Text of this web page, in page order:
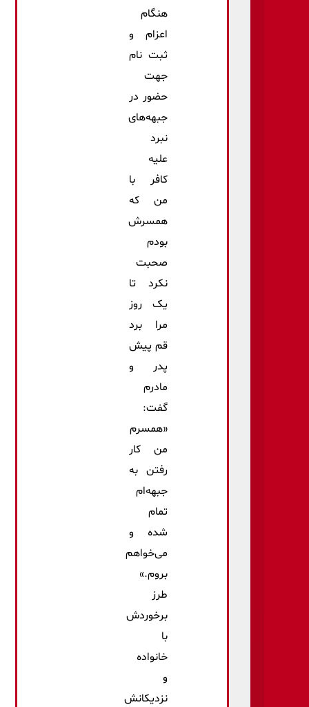
هنگام
اعزام و
ثبت نام
جهت
حضور در
جبهه‌های
نبرد
علیه
کافر با
من که
همسرش
بودم
صحبت
نکرد تا
یک روز
مرا برد
قم پیش
پدر و
مادرم
گفت:
«همسرم
من کار
رفتن به
جبهه‌ام
تمام
شده و
می‌خواهم
بروم.»
طرز
برخوردش
با
خانواده
و
نزدیکانش